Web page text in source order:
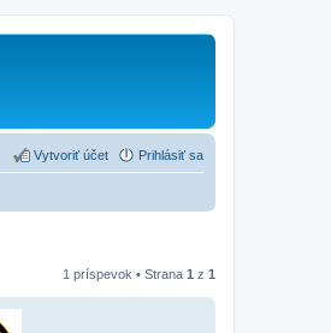
Prihlásiť sa
Vytvoriť účet
1 príspevok • Strana 1 z 1